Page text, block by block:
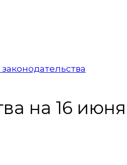
на 16 июня